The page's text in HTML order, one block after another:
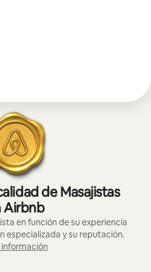
de Masajistas
Airbnb
en función de su experiencia
especializada y su reputación.
información